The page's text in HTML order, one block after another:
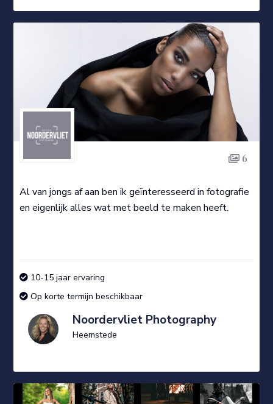
6
Al van jongs af aan ben ik geïnteresseerd in fotografie
en eigenlijk alles wat met beeld te maken heeft.
10-15 jaar ervaring
Op korte termijn beschikbaar
Noordervliet Photography
Heemstede